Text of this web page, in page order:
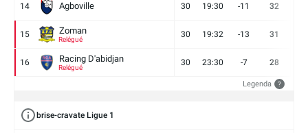
14 Agboville 30 19:30 -11 32
15 Zoman
Relégué
30 19:32 -13 31
16 Racing D'abidjan
Relégué
30 23:30 -7 28
Legenda ?
brise-cravate Ligue 1